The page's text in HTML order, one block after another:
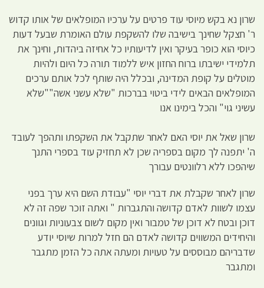
שרון נא בקש מיוסי עוד פרטים על ערכיו המופלאים של אותו קדוש
ר' חצקל שחינך בישיבה שלו להשקפת עולם האומרת שבעל דעות
כיוסי הוא כופר בעיקר ואין לדיעותיו כל אחיזה ביהדות, וחינך את
תלמידי ישיבתו ברוח החזון איש ללמוד תורה כל היום ולהיות
מוטלים על קופת המדינה, ובכלל היה שותף לכל אותם ערכים
המופלאים הבאים לידי ביטוי בברכות "שלא עשני אשה""שלא
עשיני גוי" והכל בימינו אנו
שרון שאל את יוסי האם לאחר שתקבל את השקפתו ותהפך לעובד
ה' יתפנה לך מקום בספריה שכן לא תחזיק עוד בספרי התנך
שיהפכו ללא רלוונטים עבורך
שרון לאחר שקבלת את דברי יוסי "עבודת השם היא ערך בפני
עצמו לשוות לאדם קדושה והתגברות " ואתה זוכר שפה זה לא
דוכן ובטח לא דוכן של טמבור ואין מקום לשום צבעוניות וגוונים
והיחידים המשווים קדושה לאדם הם חזל למרות שיוסי יודע
שדבריהם מבוססים על טעויות ומעתה אתה כל הזמן מתגבר
ומתגבר